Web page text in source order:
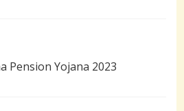
Pension Yojana 2023